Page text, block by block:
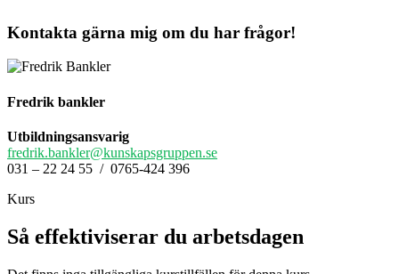
Kontakta gärna mig om du har frågor!
Fredrik bankler
Utbildningsansvarig
fredrik.bankler@kunskapsgruppen.se
031 – 22 24 55 / 0765-424 396
Kurs
Så effektiviserar du arbetsdagen